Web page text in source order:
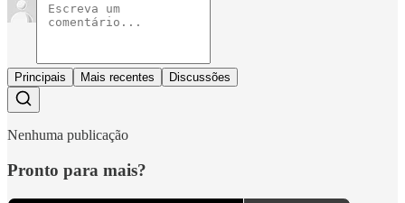
Principais Mais recentes Discussões
Nenhuma publicação
Pronto para mais?